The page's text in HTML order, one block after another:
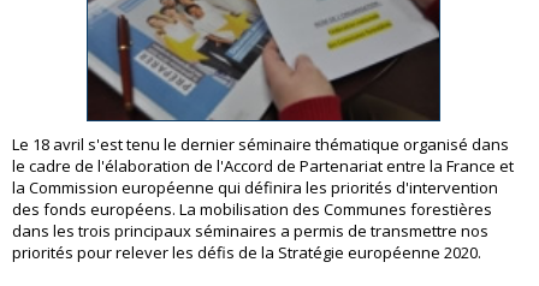
Le 18 avril s'est tenu le dernier séminaire thématique organisé dans
le cadre de l'élaboration de l'Accord de Partenariat entre la France et
la Commission européenne qui définira les priorités d'intervention
des fonds européens. La mobilisation des Communes forestières
dans les trois principaux séminaires a permis de transmettre nos
priorités pour relever les défis de la Stratégie européenne 2020.